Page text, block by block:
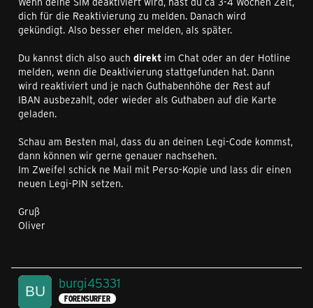
dich für die Reaktivierung zu melden. Danach wird
gekündigt. Also besser eher melden, als später.
Du kannst dich also auch direkt im Chat oder an der Hotline
melden, wenn die Deaktivierung stattgefunden hat. Dann
wird reaktiviert und je nach Guthabenhöhe der Rest auf
IBAN ausbezahlt, oder wieder als Guthaben auf die Karte
geladen.
Schau am Besten mal, dass du an deinen Legi-Code kommst,
dann können wir gerne genauer nachsehen.
Im Zweifel schick ne Mail mit Perso-Kopie und lass dir einen
neuen Legi-PIN setzen.
Gruß
Oliver
burgi45331
FORENSURFER